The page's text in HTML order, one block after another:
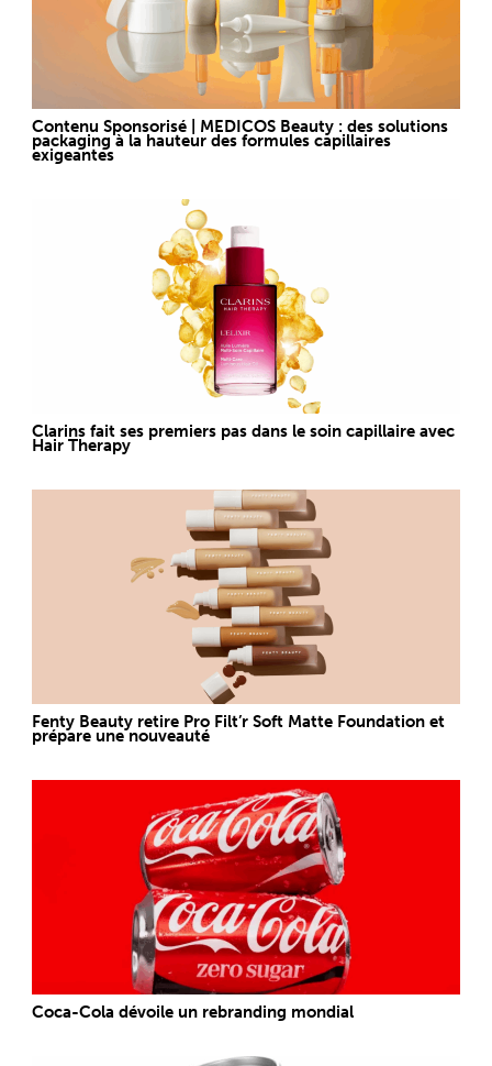
Contenu Sponsorisé | MEDICOS Beauty : des solutions
packaging à la hauteur des formules capillaires
exigeantes
Clarins fait ses premiers pas dans le soin capillaire avec
Hair Therapy
Fenty Beauty retire Pro Filt’r Soft Matte Foundation et
prépare une nouveauté
Coca-Cola dévoile un rebranding mondial